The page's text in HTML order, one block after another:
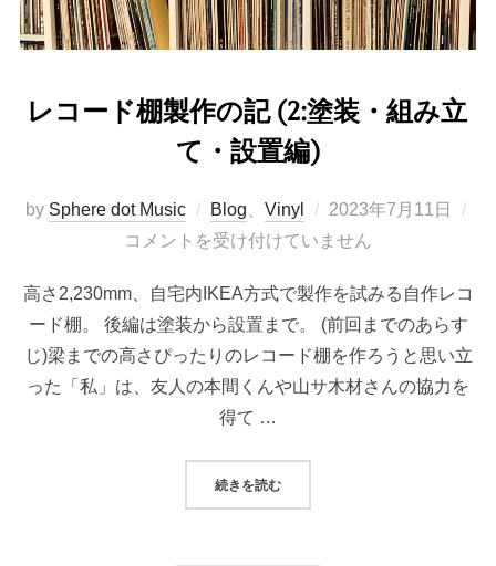
レコード棚製作の記 (2:塗装・組み立
て・設置編)
by Sphere dot Music Blog Vinyl
投
稿
2023年7月11日
コメントを受け付けていません
高さ2,230mm、自宅内IKEA方式で製作を試みる自作レコ
ード棚。 後編は塗装から設置まで。 (前回までのあらす
じ)梁までの高さぴったりのレコード棚を作ろうと思い立
った「私」は、友人の本間くんや山サ木材さんの協力を
得て …
続きを読む“レコード棚製作の記 (2:塗装・組み